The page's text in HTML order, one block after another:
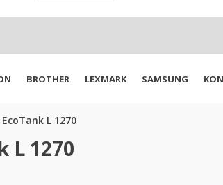
BROTHER LEXMARK SAMSUNG
L 1270
L 1270